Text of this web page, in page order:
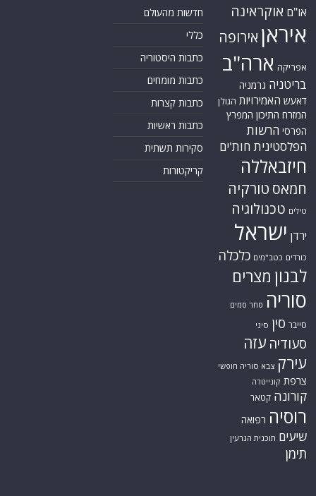
או"ם אוקראינה
איראן אירופה
אפריקה ארה"ב
בריטניה גרמניה
דאעש האמירויות הגולן
המזרח התיכון המפרץ
הפרסי הרשות
הפלסטינית חות'ים
חיזבאללה
חמאס טורקיה
טילים טכנולוגיה
ירדן ישראל
כורדים כטב"מים כלכלה
לבנון מצרים
סוריה סחר סמים
סייבר סין סיני
סעודיה עזה
עירק צבא סוריה חופשי
צרפת קונייטרה
קורונה קטאר
רוסיה רפואה
שיעים תוכנית הגרעין
תימן
חדשות מהעולם
כללי
כתבות היסטוריה
כתבות מומחים
כתבות קצרות
כתבות ראשיות
סקירות תשתית
קריקטורות